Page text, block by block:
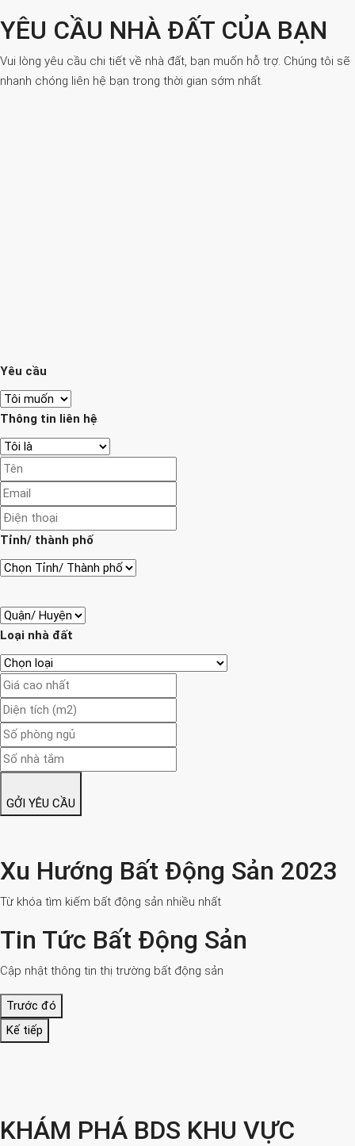
YÊU CẦU NHÀ ĐẤT CỦA BẠN
Vui lòng yêu cầu chi tiết về nhà đất, bạn muốn hỗ trợ. Chúng tôi sẽ
nhanh chóng liên hệ bạn trong thời gian sớm nhất.
Yêu cầu
Thông tin liên hệ
Tỉnh/ thành phố
Loại nhà đất
GỞI YÊU CẦU
Xu Hướng Bất Động Sản 2023
Từ khóa tìm kiếm bất động sản nhiều nhất
Tin Tức Bất Động Sản
Cập nhật thông tin thị trường bất động sản
Trước đó
Kế tiếp
KHÁM PHÁ BDS KHU VỰC